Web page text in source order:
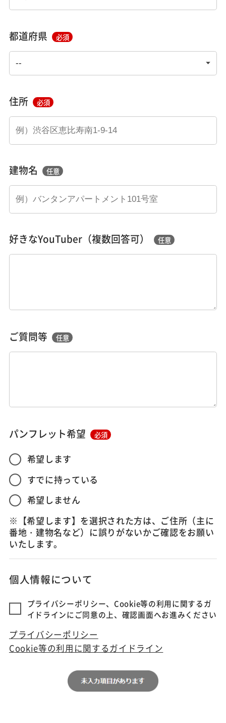
都道府県 必須
住所 必須
建物名 任意
好きなYouTuber（複数回答可） 任意
ご質問等 任意
パンフレット希望 必須
希望します
すでに持っている
希望しません
※【希望します】を選択された方は、ご住所（主に
番地・建物名など）に誤りがないかご確認をお願い
いたします。
個人情報について
プライバシーポリシー、Cookie等の利用に関するガ
イドラインにご同意の上、確認画面へお進みください
プライバシーポリシー
Cookie等の利用に関するガイドライン